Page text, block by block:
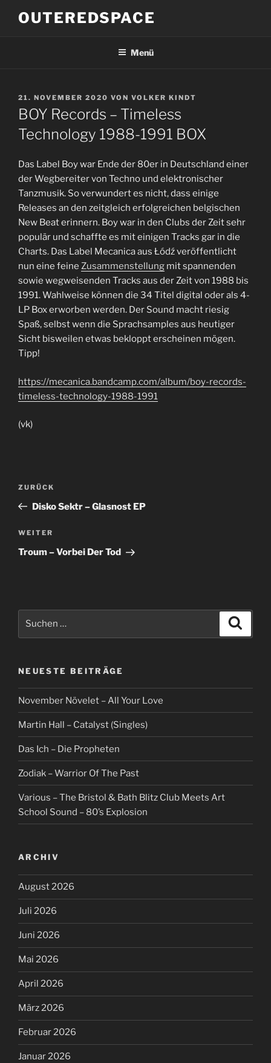
InhaltOUTEREDSPACE
Menü
VERÖFFENTLICHT
AM
21. NOVEMBER 2020 VON VOLKER KINDT
BOY Records – Timeless
Technology 1988-1991 BOX
Das Label Boy war Ende der 80er in Deutschland einer
der Wegbereiter von Techno und elektronischer
Tanzmusik. So verwundert es nicht, dass einige
Releases an den zeitgleich erfolgreichen belgischen
New Beat erinnern. Boy war in den Clubs der Zeit sehr
populär und schaffte es mit einigen Tracks gar in die
Charts. Das Label Mecanica aus Łódź veröffentlicht
nun eine feine Zusammenstellung mit spannenden
sowie wegweisenden Tracks aus der Zeit von 1988 bis
1991. Wahlweise können die 34 Titel digital oder als 4-
LP Box erworben werden. Der Sound macht riesig
Spaß, selbst wenn die Sprachsamples aus heutiger
Sicht bisweilen etwas bekloppt erscheinen mögen.
Tipp!
https://mecanica.bandcamp.com/album/boy-records-
timeless-technology-1988-1991
(vk)
Beitragsnavigation
Vorheriger
Beitrag
ZURÜCK
Disko Sektr – Glasnost EP
Nächster
Beitrag
WEITER
Troum – Vorbei Der Tod
NEUESTE BEITRÄGE
November Növelet – All Your Love
Martin Hall – Catalyst (Singles)
Das Ich – Die Propheten
Zodiak – Warrior Of The Past
Various – The Bristol & Bath Blitz Club Meets Art
School Sound – 80’s Explosion
ARCHIV
August 2026
Juli 2026
Juni 2026
Mai 2026
April 2026
März 2026
Februar 2026
Januar 2026